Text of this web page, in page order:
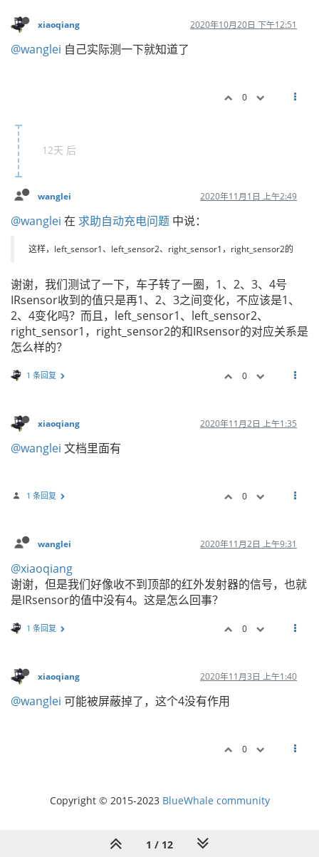
xiaoqiang 2020年10月20日 下午12:51
@wanglei 自己实际测一下就知道了
0
12天 后
wanglei 2020年11月1日 上午2:49
@wanglei 在 求助自动充电问题 中说：
这样，left_sensor1、left_sensor2、right_sensor1，right_sensor2的
谢谢，我们测试了一下，车子转了一圈，1、2、3、4号
IRsensor收到的值只是再1、2、3之间变化，不应该是1、
2、4变化吗？而且，left_sensor1、left_sensor2、
right_sensor1，right_sensor2的和IRsensor的对应关系是
怎么样的？
1 条回复 0
xiaoqiang 2020年11月2日 上午1:35
@wanglei 文档里面有
1 条回复 0
wanglei 2020年11月2日 上午9:31
@xiaoqiang
谢谢，但是我们好像收不到顶部的红外发射器的信号，也就
是IRsensor的值中没有4。这是怎么回事？
1 条回复 0
xiaoqiang 2020年11月3日 上午1:40
@wanglei 可能被屏蔽掉了，这个4没有作用
0
1 / 12
Copyright © 2015-2023 BlueWhale community